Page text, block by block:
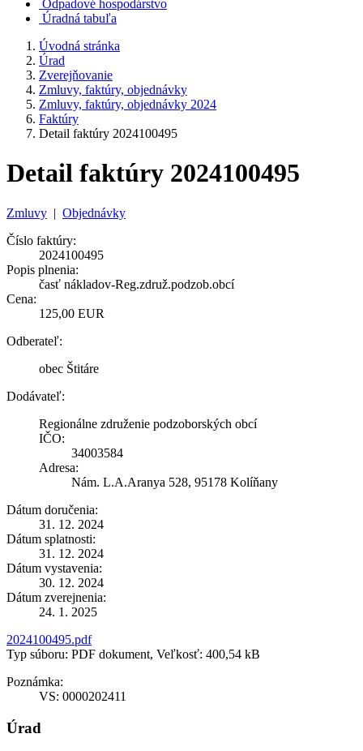
Odpadové hospodárstvo
Úradná tabuľa
Úvodná stránka
Úrad
Zverejňovanie
Zmluvy, faktúry, objednávky
Zmluvy, faktúry, objednávky 2024
Faktúry
Detail faktúry 2024100495
Detail faktúry 2024100495
Zmluvy | Objednávky
Číslo faktúry:
2024100495
Popis plnenia:
časť nákladov-Reg.združ.podzob.obcí
Cena:
125,00 EUR
Odberateľ:
obec Štitáre
Dodávateľ:
Regionálne združenie podzoborských obcí
IČO:
34003584
Adresa:
Nám. L.A.Aranya 528, 95178 Kolíňany
Dátum doručenia:
31. 12. 2024
Dátum splatnosti:
31. 12. 2024
Dátum vystavenia:
30. 12. 2024
Dátum zverejnenia:
24. 1. 2025
2024100495.pdf
Typ súboru: PDF dokument, Veľkosť: 400,54 kB
Poznámka:
VS: 0000202411
Úrad